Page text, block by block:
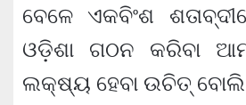
ବେଳେ ଏକବିଂଶ
ଓଡ଼ିଶା ଗଠନ କରିବା
ଲକ୍ଷ୍ୟ ହେବା ଉଚିତ୍ ବୋଲି